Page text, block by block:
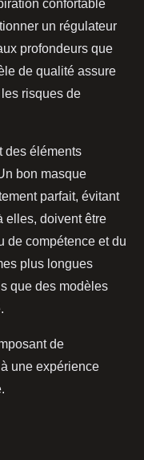
confortable
un régulateur
profondeurs que
de qualité assure
risques de
des éléments
bon masque
parfait, évitant
elles, doivent être
de compétence et du
plus longues
que des modèles
de
une expérience